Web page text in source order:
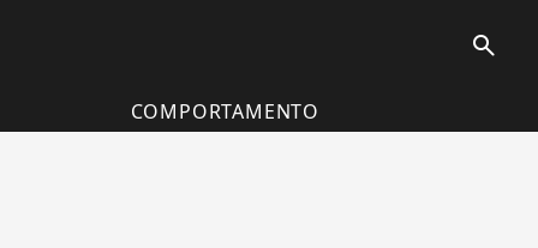
search
COMPORTAMENTO